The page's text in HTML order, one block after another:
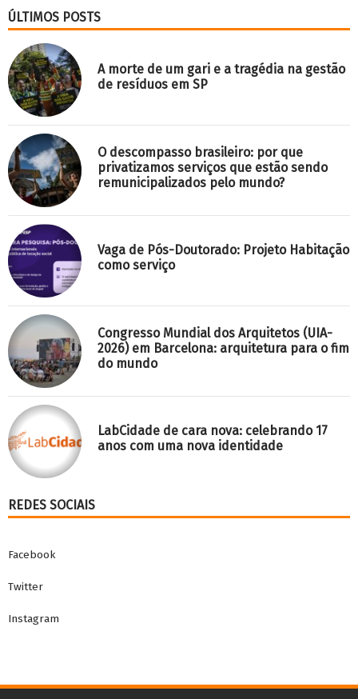
ÚLTIMOS POSTS
A morte de um gari e a tragédia na gestão
de resíduos em SP
O descompasso brasileiro: por que
privatizamos serviços que estão sendo
remunicipalizados pelo mundo?
Vaga de Pós-Doutorado: Projeto Habitação
como serviço
Congresso Mundial dos Arquitetos (UIA-
2026) em Barcelona: arquitetura para o fim
do mundo
LabCidade de cara nova: celebrando 17
anos com uma nova identidade
REDES SOCIAIS
Facebook
Twitter
Instagram